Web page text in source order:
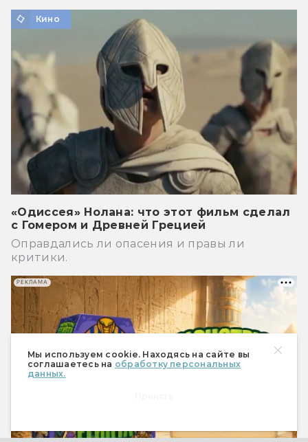
Мы используем cookie. Находясь на сайте вы
соглашаетесь на обработку персональных
данных.
Кино
«Одиссея» Нолана: что этот фильм сделал
с Гомером и Древней Грецией
Оправдались ли опасения и правы ли
критики.
РЕКЛАМА